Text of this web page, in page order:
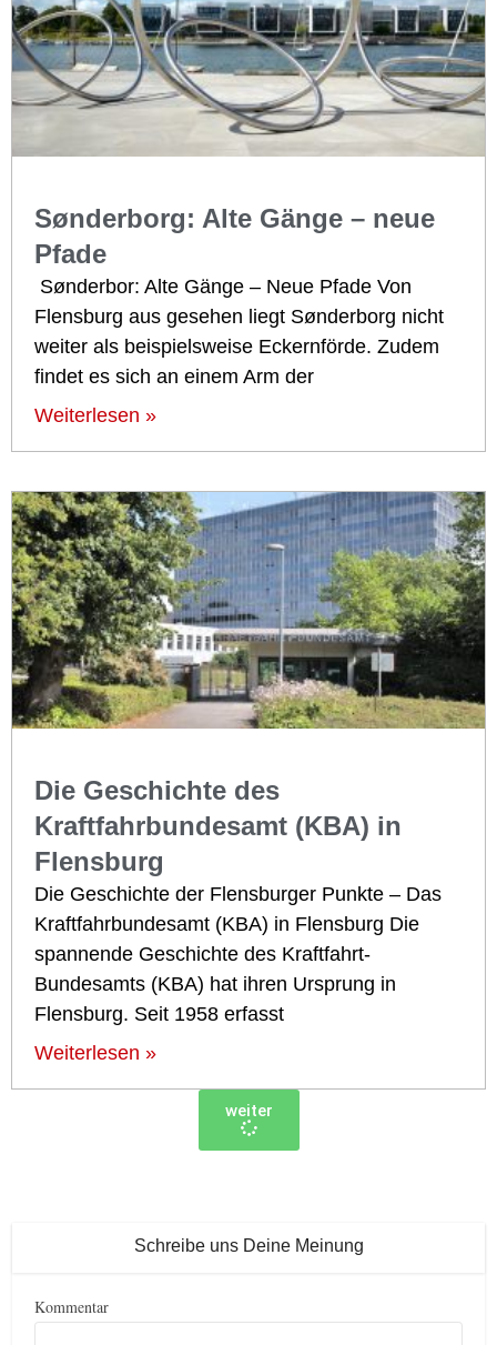
Sønderborg: Alte Gänge – neue
Pfade
Sønderbor: Alte Gänge – Neue Pfade Von
Flensburg aus gesehen liegt Sønderborg nicht
weiter als beispielsweise Eckernförde. Zudem
findet es sich an einem Arm der
Weiterlesen »
Die Geschichte des
Kraftfahrbundesamt (KBA) in
Flensburg
Die Geschichte der Flensburger Punkte – Das
Kraftfahrbundesamt (KBA) in Flensburg Die
spannende Geschichte des Kraftfahrt-
Bundesamts (KBA) hat ihren Ursprung in
Flensburg. Seit 1958 erfasst
Weiterlesen »
weiter
Schreibe uns Deine Meinung
Kommentar